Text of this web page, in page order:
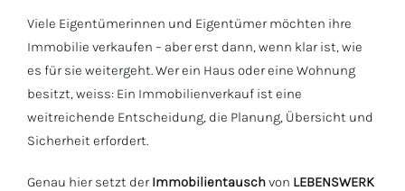
Viele Eigentümerinnen und Eigentümer möchten ihre
Immobilie verkaufen – aber erst dann, wenn klar ist, wie
es für sie weitergeht. Wer ein Haus oder eine Wohnung
besitzt, weiss: Ein Immobilienverkauf ist eine
weitreichende Entscheidung, die Planung, Übersicht und
Sicherheit erfordert.
Genau hier setzt derImmobilientauschvon LEBENSWERK